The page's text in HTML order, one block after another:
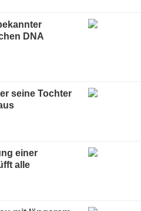
DNA
seine Tochter
einer
alle